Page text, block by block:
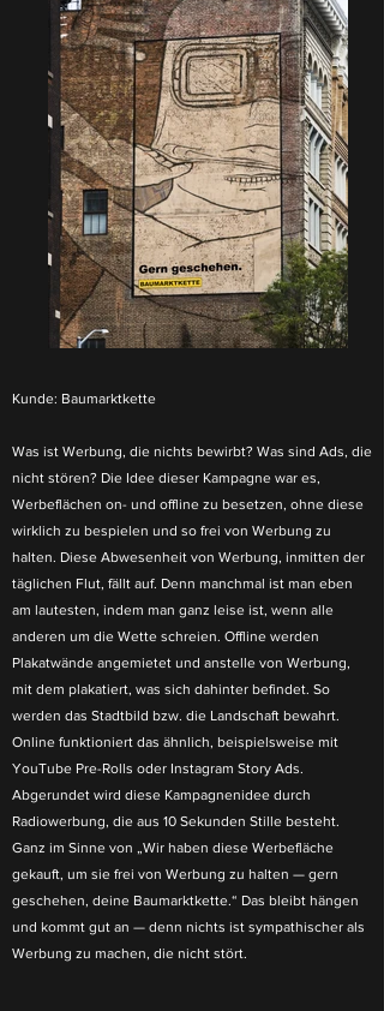
Kunde: Baumarktkette
Was ist Werbung, die nichts bewirbt? Was sind Ads, die
nicht stören? Die Idee dieser Kampagne war es,
Werbeflächen on- und offline zu besetzen, ohne diese
wirklich zu bespielen und so frei von Werbung zu
halten. Diese Abwesenheit von Werbung, inmitten der
täglichen Flut, fällt auf. Denn manchmal ist man eben
am lautesten, indem man ganz leise ist, wenn alle
anderen um die Wette schreien. Offline werden
Plakatwände angemietet und anstelle von Werbung,
mit dem plakatiert, was sich dahinter befindet. So
werden das Stadtbild bzw. die Landschaft bewahrt.
Online funktioniert das ähnlich, beispielsweise mit
YouTube Pre-Rolls oder Instagram Story Ads.
Abgerundet wird diese Kampagnenidee durch
Radiowerbung, die aus 10 Sekunden Stille besteht.
Ganz im Sinne von „Wir haben diese Werbefläche
gekauft, um sie frei von Werbung zu halten — gern
geschehen, deine Baumarktkette.“ Das bleibt hängen
und kommt gut an — denn nichts ist sympathischer als
Werbung zu machen, die nicht stört.